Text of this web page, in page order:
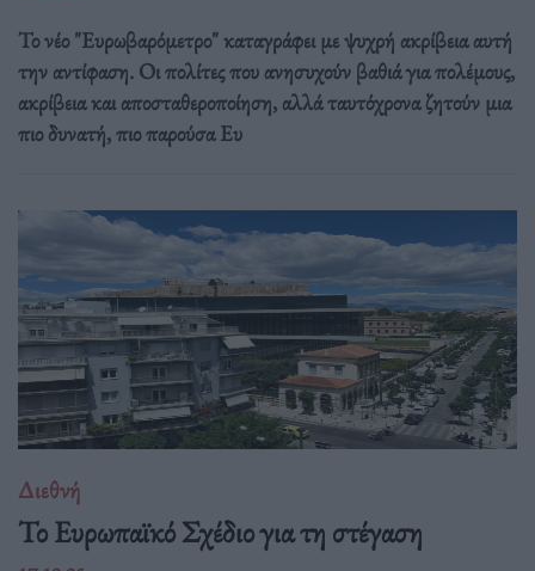
Το νέο "Ευρωβαρόμετρο" καταγράφει με ψυχρή ακρίβεια αυτή
την αντίφαση. Oι πολίτες που ανησυχούν βαθιά για πολέμους,
ακρίβεια και αποσταθεροποίηση, αλλά ταυτόχρονα ζητούν μια
πιο δυνατή, πιο παρούσα Ευ
Διεθνή
Το Ευρωπαϊκό Σχέδιο για τη στέγαση